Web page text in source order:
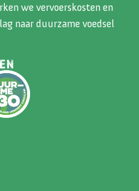
we vervoerskosten en
naar duurzame voedsel